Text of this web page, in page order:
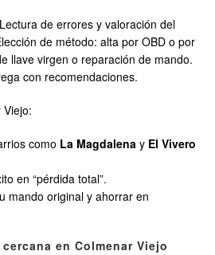
de errores y valoración del
de método: alta por OBD o por
llave virgen o reparación de mando.
con recomendaciones.
como La Magdalena y El Vivero
en “pérdida total”.
mando original y ahorrar en
en Colmenar Viejo